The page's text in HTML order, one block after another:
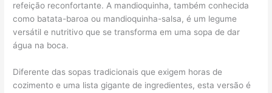
refeição reconfortante. A mandioquinha, também conhecida
como batata-baroa ou mandioquinha-salsa, é um legume
versátil e nutritivo que se transforma em uma sopa de dar
água na boca.
Diferente das sopas tradicionais que exigem horas de
cozimento e uma lista gigante de ingredientes, esta versão é